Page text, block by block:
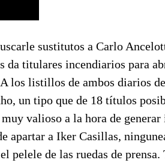
sustitutos a Carlo
da titulares incendiarios para
los listillos de ambos diarios
un tipo que de 18 títulos
valioso a la hora de generar
apartar a Iker Casillas,
pelele de las ruedas de prensa.